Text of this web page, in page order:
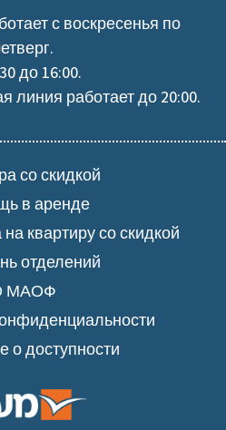
с воскресенья по
до 16:00.
линия работает до 20:00.
со скидкой
в аренде
квартиру со скидкой
отделений
МАОФ
о доступности